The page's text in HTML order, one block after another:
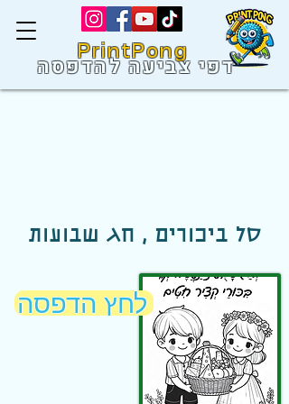
PrintPong
דפי צביעה להדפסה
סל ביכורים , חג שבועות
לחץ הדפסה